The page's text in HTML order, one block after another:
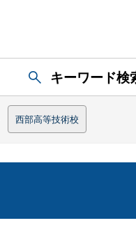
キーワード検
西部高等技術校